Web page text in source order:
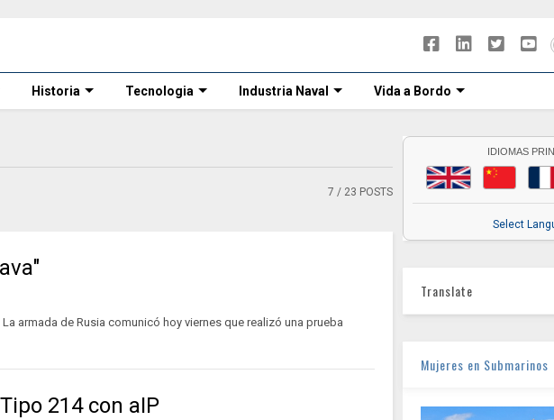
Historia Tecnologia Industria Naval Vida a Bordo
7 / 23 POSTS
La armada de Rusia comunicó hoy viernes que realizó una prueba
214 con aIP
IDIOMAS
Select
Translate
Mujeres en Submarinos